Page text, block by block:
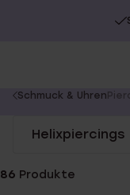
You
here:
Schmuck & Uhren
Helixpiercings
86 Produkte